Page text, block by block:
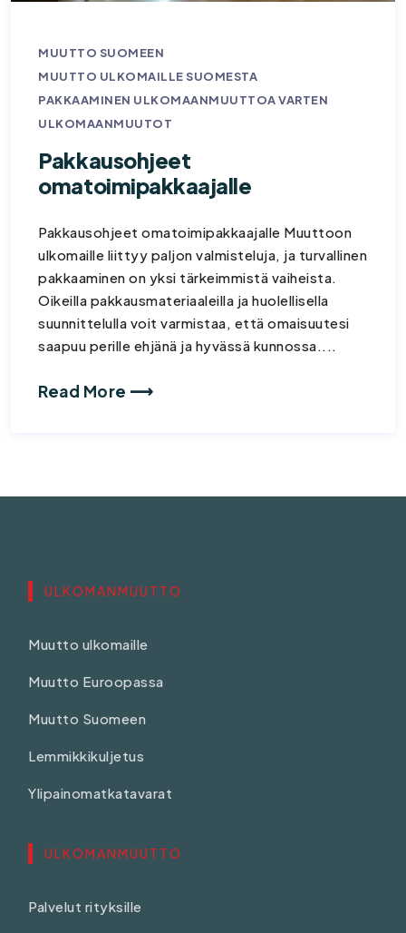
MUUTTO SUOMEEN
MUUTTO ULKOMAILLE SUOMESTA
PAKKAAMINEN ULKOMAANMUUTTOA VARTEN
ULKOMAANMUUTOT
Pakkausohjeet
omatoimipakkaajalle
Pakkausohjeet omatoimipakkaajalle Muuttoon
ulkomaille liittyy paljon valmisteluja, ja turvallinen
pakkaaminen on yksi tärkeimmistä vaiheista.
Oikeilla pakkausmateriaaleilla ja huolellisella
suunnittelulla voit varmistaa, että omaisuutesi
saapuu perille ehjänä ja hyvässä kunnossa....
Read More ⟶
ULKOMANMUUTTO
Muutto ulkomaille
Muutto Euroopassa
Muutto Suomeen
Lemmikkikuljetus
Ylipainomatkatavarat
ULKOMANMUUTTO
Palvelut rityksille